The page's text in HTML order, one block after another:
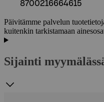
8700216664615
Päivitämme palvelun
kuitenkin tarkistamaan
Sijainti